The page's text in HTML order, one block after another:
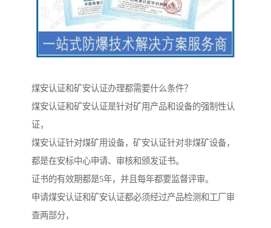
煤安认证和矿安认证办理都需要什么条件？
煤安认证和矿安认证是针对矿用产品和设备的强制性认
证，
煤安认证针对煤矿用设备，矿安认证针对非煤矿设备，
都是在安标中心申请、审核和颁发证书。
证书的有效期都是5年，并且每年都要监督评审。
申请煤安认证和矿安认证都必须经过产品检测和工厂审
查两部分，